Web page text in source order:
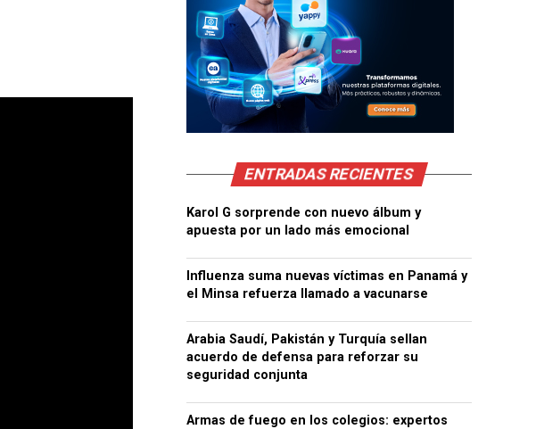
ENTRADAS RECIENTES
Karol G sorprende con nuevo álbum y
apuesta por un lado más emocional
Influenza suma nuevas víctimas en Panamá y
el Minsa refuerza llamado a vacunarse
Arabia Saudí, Pakistán y Turquía sellan
acuerdo de defensa para reforzar su
seguridad conjunta
Armas de fuego en los colegios: expertos